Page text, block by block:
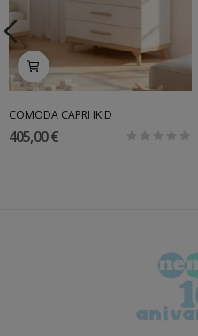
COMODA CAPRI IKID
405,00 €